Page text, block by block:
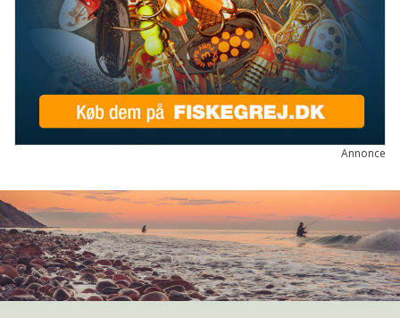
Annonce